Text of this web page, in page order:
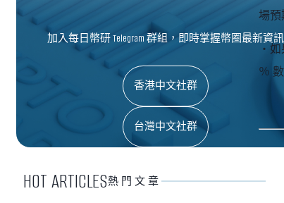
加入每日幣研 Telegram 群組，即時掌握幣圈最新資訊
香港中文社群
台灣中文社群
HOT ARTICLES熱門文章
場預
・
％